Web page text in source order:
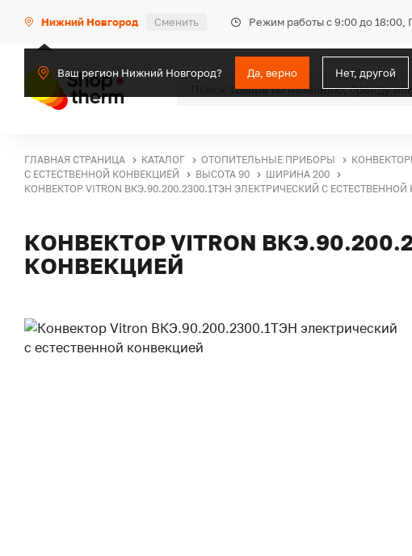
Нижний Новгород Сменить Режим работы с 9:00 до 18:00,
Ваш регион Нижний Новгород? Да, верно Нет, другой
ГЛАВНАЯ СТРАНИЦА КАТАЛОГ ОТОПИТЕЛЬНЫЕ ПРИБОРЫ
С ЕСТЕСТВЕННОЙ КОНВЕКЦИЕЙ
ВЫСОТА 90
ШИРИНА 200
КОНВЕКТОР VITRON ВКЭ.90.200.2300.1ТЭН ЭЛЕКТРИЧЕСКИЙ С
КОНВЕКТОР VITRON
КОНВЕКЦИЕЙ